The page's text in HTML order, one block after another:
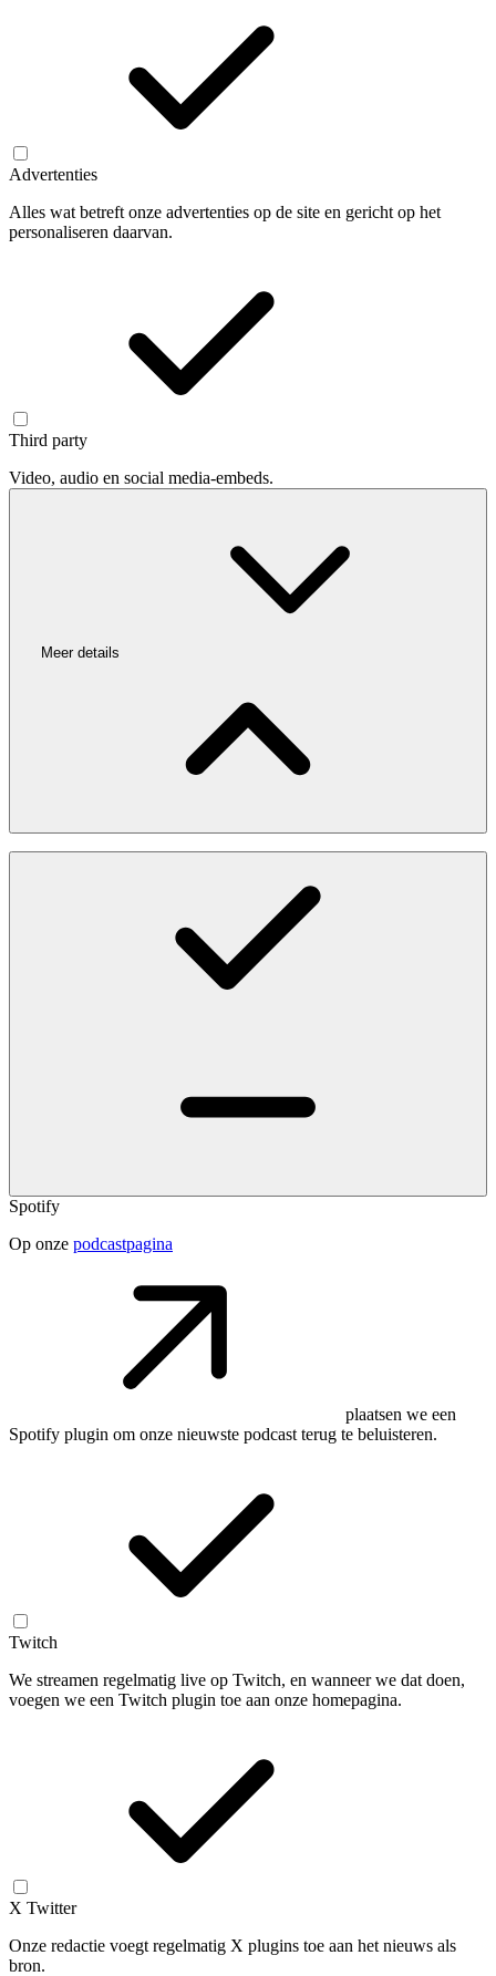
Advertenties
Alles wat betreft onze advertenties op de site en gericht op het
personaliseren daarvan.
Third party
Video, audio en social media-embeds.
Meer details
Spotify
Op onze podcastpagina
plaatsen we een
Spotify plugin om onze nieuwste podcast terug te beluisteren.
Twitch
We streamen regelmatig live op Twitch, en wanneer we dat doen,
voegen we een Twitch plugin toe aan onze homepagina.
X Twitter
Onze redactie voegt regelmatig X plugins toe aan het nieuws als
bron.